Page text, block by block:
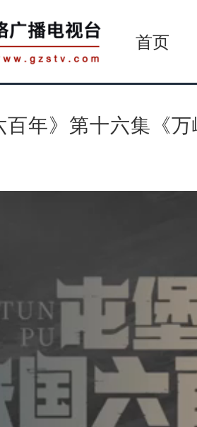
首页
百年》第十六集《